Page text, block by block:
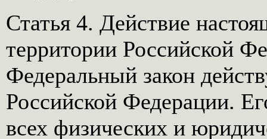
Статья 4. Действие
территории Российской
Федеральный закон
Российской Федерации.
всех физических и